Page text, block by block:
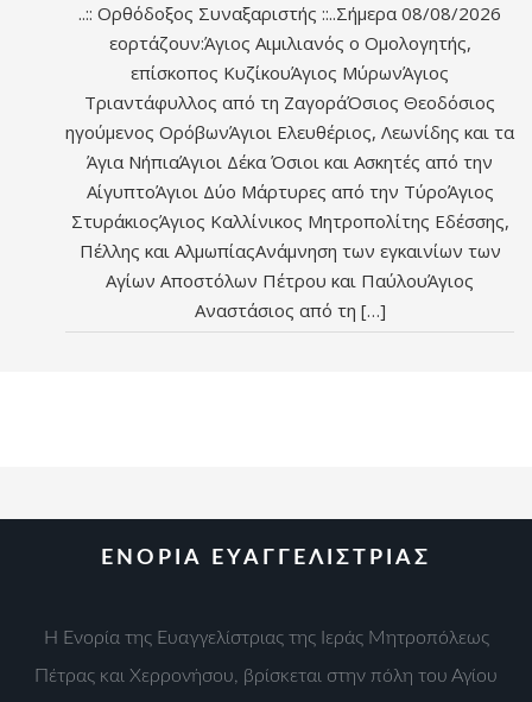
..:: Ορθόδοξος Συναξαριστής ::..Σήμερα 08/08/2026
εορτάζουν:Άγιος Αιμιλιανός ο Ομολογητής,
επίσκοπος ΚυζίκουΆγιος ΜύρωνΆγιος
Τριαντάφυλλος από τη ΖαγοράΌσιος Θεοδόσιος
ηγούμενος ΟρόβωνΆγιοι Ελευθέριος, Λεωνίδης και τα
Άγια ΝήπιαΆγιοι Δέκα Όσιοι και Ασκητές από την
ΑίγυπτοΆγιοι Δύο Μάρτυρες από την ΤύροΆγιος
ΣτυράκιοςΆγιος Καλλίνικος Μητροπολίτης Εδέσσης,
Πέλλης και ΑλμωπίαςAνάμνηση των εγκαινίων των
Αγίων Αποστόλων Πέτρου και ΠαύλουΆγιος
Αναστάσιος από τη […]
ΕΝΟΡΙΑ ΕΥΑΓΓΕΛΙΣΤΡΙΑΣ
Η Ενορία της Ευαγγελίστριας της Ιεράς Μητροπόλεως
Πέτρας και Χερρονήσου, βρίσκεται στην πόλη του Αγίου